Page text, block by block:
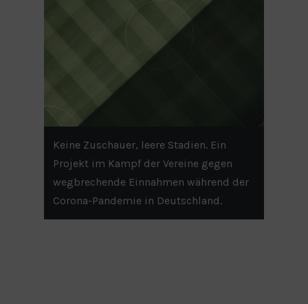
Keine Zuschauer, leere Stadien. Ein
Projekt im Kampf der Vereine gegen
wegbrechende Einnahmen während der
Corona-Pandemie in Deutschland.